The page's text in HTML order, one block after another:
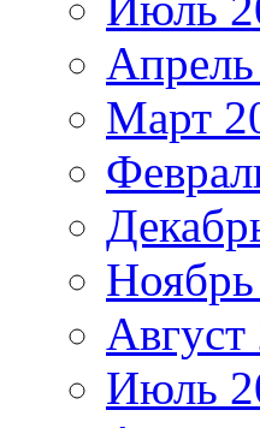
Март
Август
Июль